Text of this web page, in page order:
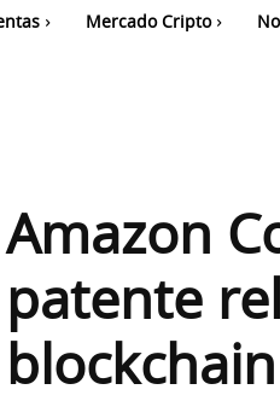
Mercado Cripto
Amazon
patente
blockchain